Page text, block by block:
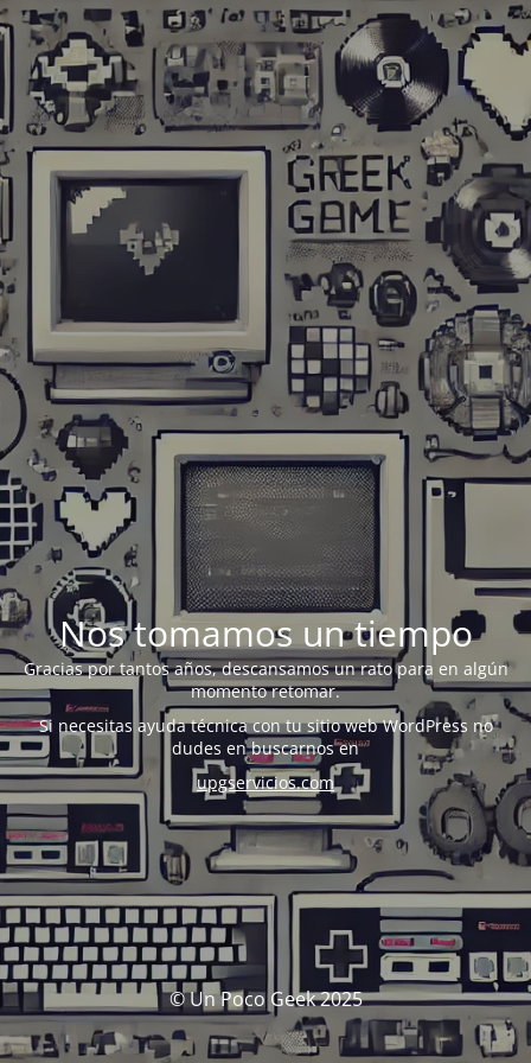
Nos tomamos un tiempo
Gracias por tantos años, descansamos un rato para en algún
momento retomar.
Si necesitas ayuda técnica con tu sitio web WordPress no
dudes en buscarnos en
upgservicios.com
© Un Poco Geek 2025